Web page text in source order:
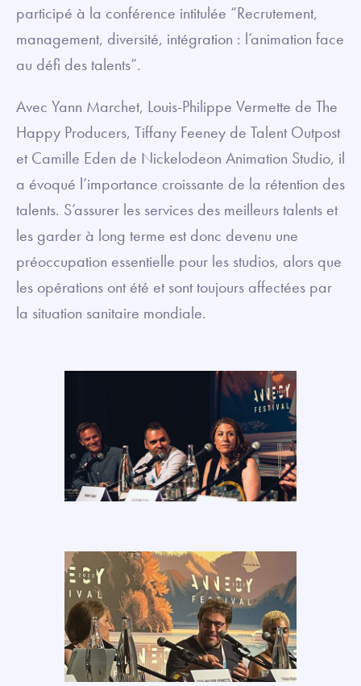
participé à la conférence intitulée “Recrutement,
management, diversité, intégration : l’animation face
au défi des talents”.
Avec Yann Marchet, Louis-Philippe Vermette de The
Happy Producers, Tiffany Feeney de Talent Outpost
et Camille Eden de Nickelodeon Animation Studio, il
a évoqué l’importance croissante de la rétention des
talents. S’assurer les services des meilleurs talents et
les garder à long terme est donc devenu une
préoccupation essentielle pour les studios, alors que
les opérations ont été et sont toujours affectées par
la situation sanitaire mondiale.